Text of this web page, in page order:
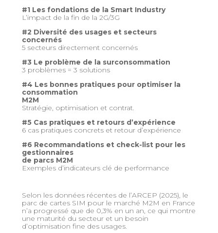
#1 Les fondations de la Smart Industry
L’impact de la fin de la 2G/3G
#2 Diversité des usages et secteurs
concernés
5 secteurs directement concernés
#3 Le problème de la surconsommation
3 problèmes = 3 solutions
#4 Les bonnes pratiques pour optimiser la
consommation
M2M
Stratégie, optimisation et contrat.
#5 Cas pratiques et retours d’expérience
6 cas pratiques concrets et retour d’expérience
#6 Recommandations et check-list pour les
gestionnaires
de parcs M2M
Exemples d’indicateurs clé de performance
Selon les données récentes de l’ARCEP (2025), le
parc de cartes SIM pour le marché M2M en France
n’a progressé que de 0,3% en un an, ce qui montre
une maturité du secteur et un besoin
d’optimisation fine des usages.